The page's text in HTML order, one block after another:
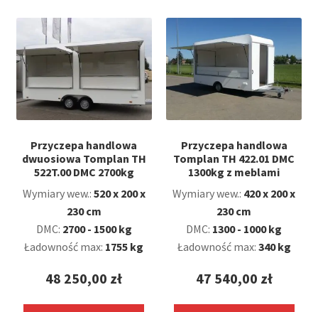
Przyczepa handlowa
dwuosiowa Tomplan TH
522T.00 DMC 2700kg
Wymiary wew.: 520 x 200 x
230 cm
DMC: 2700 - 1500 kg
Ładowność max: 1755 kg
48 250,00 zł
Przyczepa handlowa
Tomplan TH 422.01 DMC
1300kg z meblami
Wymiary wew.: 420 x 200 x
230 cm
DMC: 1300 - 1000 kg
Ładowność max: 340 kg
47 540,00 zł